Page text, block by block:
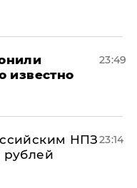
известно
23:49
НПЗ
рублей
23:14